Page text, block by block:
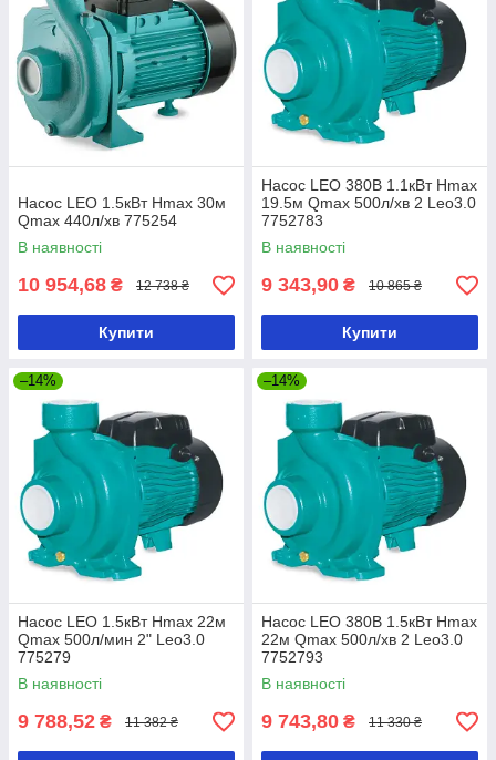
Насос LEO 1.5кВт Hmax 30м
Qmax 440л/хв 775254
В наявності
10 954,68 ₴ 12 738 ₴
Купити
Насос LEO 380В 1.1кВт Hmax
19.5м Qmax 500л/хв 2 Leo3.0
7752783
В наявності
9 343,90 ₴ 10 865 ₴
Купити
–14%
Насос LEO 1.5кВт Hmax 22м
Qmax 500л/мин 2" Leo3.0
775279
В наявності
9 788,52 ₴ 11 382 ₴
–14%
Насос LEO 380В 1.5кВт Hmax
22м Qmax 500л/хв 2 Leo3.0
7752793
В наявності
9 743,80 ₴ 11 330 ₴